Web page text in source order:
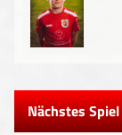
Nächstes Spiel